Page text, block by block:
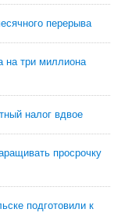
перерыва
на три миллиона
налог вдвое
просрочку
подготовили к